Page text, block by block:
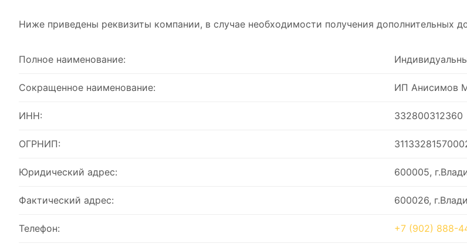
Ниже приведены реквизиты компании, в случае необходимости получения дополнительных
Полное наименование:
Сокращенное наименование: ИП Анисимов
ИНН: 332800312360
ОГРНИП:
Юридический адрес: 600005,
Фактический адрес: 600026,
Телефон: +7 (902) 888-